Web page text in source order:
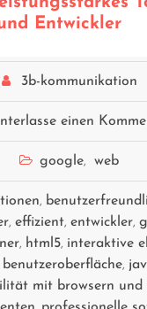
Entwickler
3b-kommunikation
einen
google, web
,
,effizient,entwickler,
, html5, interaktive
,
mit browsern und